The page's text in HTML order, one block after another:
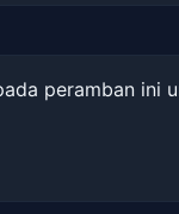
peramban ini